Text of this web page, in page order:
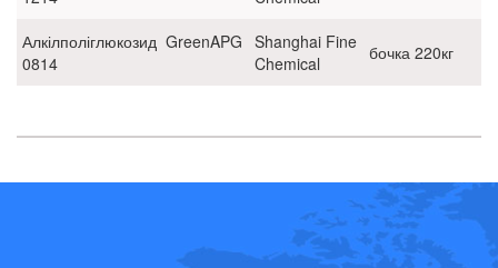
Алкілполіглюкозид GreenAPG
0814
Shanghai Fine
Chemical
бочка 220кг